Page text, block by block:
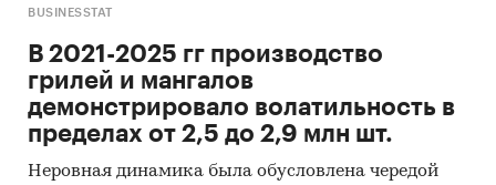
BUSINESSTAT
В 2021-2025 гг производство
грилей и мангалов
демонстрировало волатильность в
пределах от 2,5 до 2,9 млн шт.
Неровная динамика была обусловлена чередой